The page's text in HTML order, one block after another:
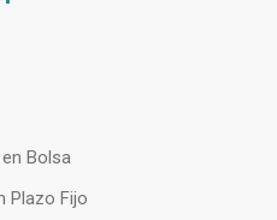
Bolsa
Plazo Fijo